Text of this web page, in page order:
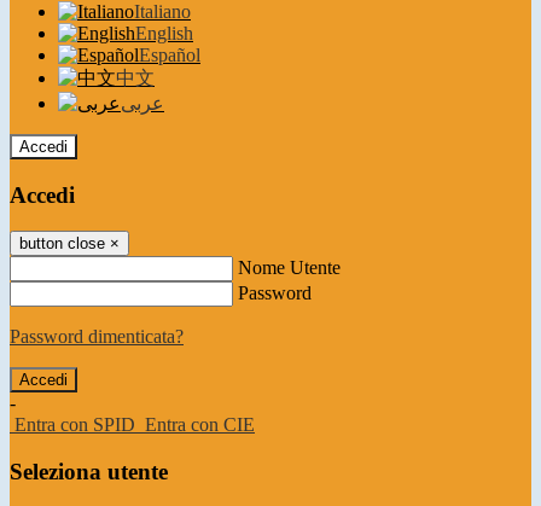
Italiano
English
Español
中文
عربى
Accedi
Accedi
button close ×
Nome Utente
Password
Password dimenticata?
-
Entra con SPID Entra con CIE
Seleziona utente